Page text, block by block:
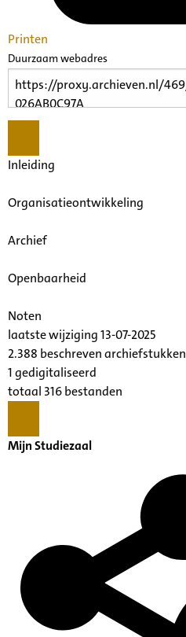
Printen
Duurzaam webadres
Inleiding
Organisatieontwikkeling
Archief
Openbaarheid
Noten
laatste wijziging 13-07-2025
2.388 beschreven archiefstukken
1 gedigitaliseerd
totaal 316 bestanden
Mijn Studiezaal